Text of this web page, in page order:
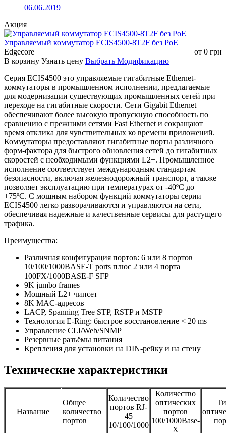
06.06.2019
Акция
Управляемый коммутатор ECIS4500-8T2F без РоЕ
Edgecore
от 0 грн
В корзину Узнать цену Выбрать Модификацию
Серия ECIS4500 это управляемые гигабитные Ethernet-
коммутаторы в промышленном исполнении, предлагаемые
для модернизации существующих промышленных сетей при
переходе на гигабитные скорости. Сети Gigabit Ethernet
обеспечивают более высокую пропускную способность по
сравнению с прежними сетями Fast Ethernet и сокращают
время отклика для чувствительных ко времени приложений.
Коммутаторы предоставляют гигабитные порты различного
форм-фактора для быстрого обновления сетей до гигабитных
скоростей с необходимыми функциями L2+. Промышленное
исполнение соответствует международным стандартам
безопасности, включая железнодорожный транспорт, а также
позволяет эксплуатацию при температурах от -40ºC до
+75ºC. С мощным набором функций коммутаторы серии
ECIS4500 легко разворачиваются и управляются на сети,
обеспечивая надежные и качественные сервисы для растущего
трафика.
Преимущества:
Различная конфигурация портов: 6 или 8 портов
10/100/1000BASE-T ports плюс 2 или 4 порта
100FX/1000BASE-F SFP
9K jumbo frames
Мощный L2+ чипсет
8K MAC-адресов
LACP, Spanning Tree STP, RSTP и MSTP
Технология E-Ring: быстрое восстановление < 20 ms
Управление CLI/Web/SNMP
Резервные разъёмы питания
Крепления для установки на DIN-рейку и на стену
Технические характеристики
Название
Общее
количество
портов
Количество
портов RJ-
45
10/100/1000
Количество
оптических
портов
100/1000Base-
X